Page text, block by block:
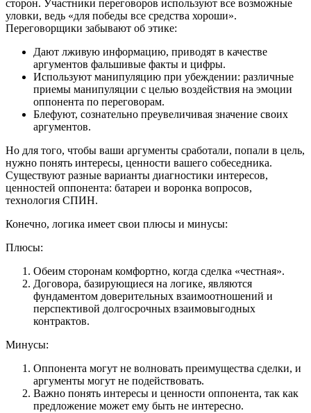
сторон. Участники переговоров используют все возможные
уловки, ведь «для победы все средства хороши».
Переговорщики забывают об этике:
Дают лживую информацию, приводят в качестве
аргументов фальшивые факты и цифры.
Используют манипуляцию при убеждении: различные
приемы манипуляции с целью воздействия на эмоции
оппонента по переговорам.
Блефуют, сознательно преувеличивая значение своих
аргументов.
Но для того, чтобы ваши аргументы сработали, попали в цель,
нужно понять интересы, ценности вашего собеседника.
Существуют разные варианты диагностики интересов,
ценностей оппонента: батареи и воронка вопросов,
технология СПИН.
Конечно, логика имеет свои плюсы и минусы:
Плюсы:
Обеим сторонам комфортно, когда сделка «честная».
Договора, базирующиеся на логике, являются
фундаментом доверительных взаимоотношений и
перспективой долгосрочных взаимовыгодных
контрактов.
Минусы:
Оппонента могут не волновать преимущества сделки, и
аргументы могут не подействовать.
Важно понять интересы и ценности оппонента, так как
предложение может ему быть не интересно.